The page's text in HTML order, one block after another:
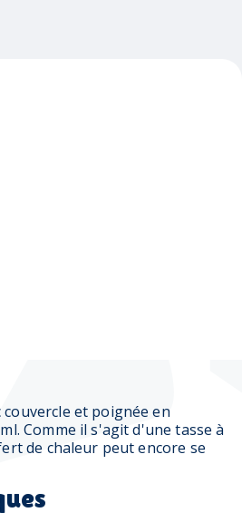
et poignée en
Comme il s'agit d'une tasse à
de chaleur peut encore se